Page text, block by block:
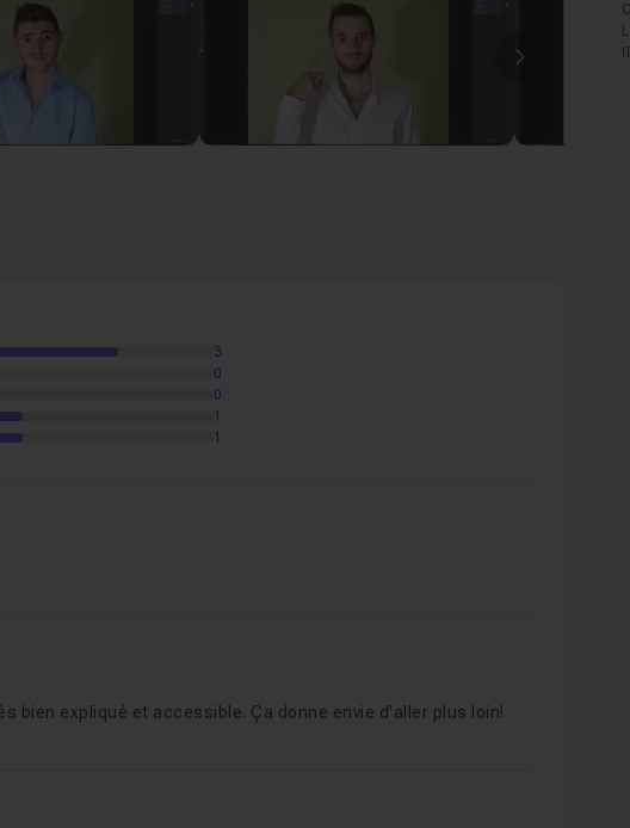
3
0
0
1
1
bien expliqué et accessible. Ça donne envie d'aller plus loin!